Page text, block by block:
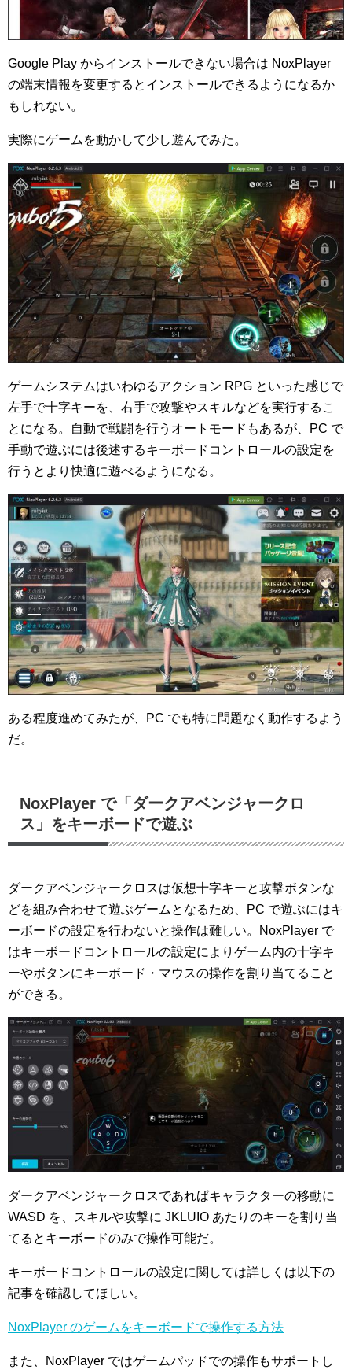
Google Play からインストールできない場合は NoxPlayer
の端末情報を変更するとインストールできるようになるか
もしれない。
実際にゲームを動かして少し遊んでみた。
ゲームシステムはいわゆるアクション RPG といった感じで
左手で十字キーを、右手で攻撃やスキルなどを実行するこ
とになる。自動で戦闘を行うオートモードもあるが、PC で
手動で遊ぶには後述するキーボードコントロールの設定を
行うとより快適に遊べるようになる。
ある程度進めてみたが、PC でも特に問題なく動作するよう
だ。
NoxPlayer で「ダークアベンジャークロ
ス」をキーボードで遊ぶ
ダークアベンジャークロスは仮想十字キーと攻撃ボタンな
どを組み合わせて遊ぶゲームとなるため、PC で遊ぶにはキ
ーボードの設定を行わないと操作は難しい。NoxPlayer で
はキーボードコントロールの設定によりゲーム内の十字キ
ーやボタンにキーボード・マウスの操作を割り当てること
ができる。
ダークアベンジャークロスであればキャラクターの移動に
WASD を、スキルや攻撃に JKLUIO あたりのキーを割り当
てるとキーボードのみで操作可能だ。
キーボードコントロールの設定に関しては詳しくは以下の
記事を確認してほしい。
NoxPlayer のゲームをキーボードで操作する方法
また、NoxPlayer ではゲームパッドでの操作もサポートし